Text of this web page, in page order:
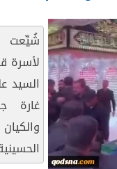
شُيِّعت
لأسرة
السيد
غارة